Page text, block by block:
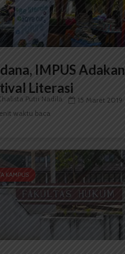
IMPUS Adakan
Literasi
Putri Nadila
15 Maret 2019
waktu baca
KAMPUS